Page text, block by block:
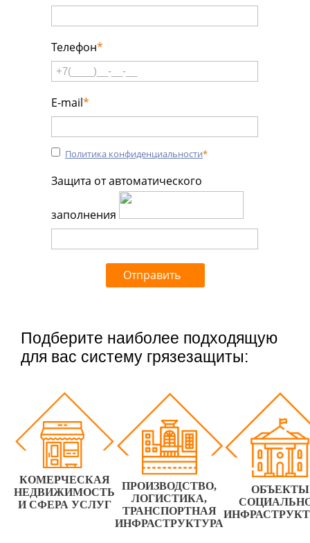
Телефон*
E-mail*
Политика конфиденциальности*
Защита от автоматического
заполнения
Подберите наиболее подходящую
для вас систему грязезащиты:
КОМЕРЧЕСКАЯ
НЕДВИЖИМОСТЬ
И СФЕРА УСЛУГ
ПРОИЗВОДСТВО,
ЛОГИСТИКА,
ТРАНСПОРТНАЯ
ИНФРАСТРУКТУРА
ОБЪЕКТЫ